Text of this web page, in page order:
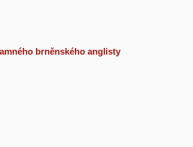
brněnského anglisty